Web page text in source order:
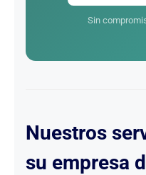
Sin
Nuestros
su empresa